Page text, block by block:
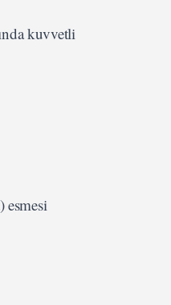
kuvvetli
esmesi